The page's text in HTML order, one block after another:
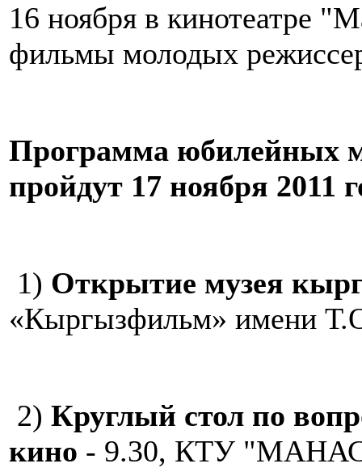
16 ноября в кинотеатре
фильмы молодых
Программа юбилейных
пройдут 17 ноября 2011
1) Открытие музея
«Кыргызфильм» имени
2) Круглый стол по
кино - 9.30, КТУ